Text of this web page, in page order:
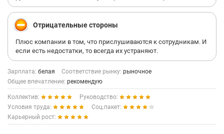
Отрицательные стороны
Плюс компании в том, что прислушиваются к сотрудникам. И
если есть недостатки, то всегда их устраняют.
Зарплата: белая Соответствие рынку: рыночное
Общее впечатление: рекомендую
Коллектив:
Руководство:
Условия труда:
Соц.пакет:
Карьерный рост: